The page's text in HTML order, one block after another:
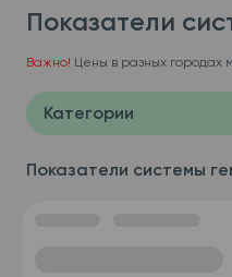
Показатели
Важно! Цены в разных городах
Категории
Показатели системы